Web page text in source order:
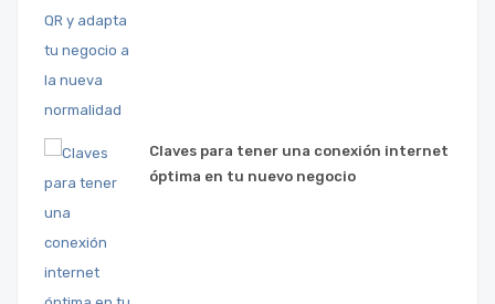
Claves para tener una conexión internet
óptima en tu nuevo negocio